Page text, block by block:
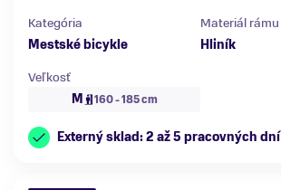
Kategória
Mestské bicykle
Materiál rámu
Hliník
Veľkosť
M
160 - 185 cm
Externý sklad: 2 až 5 pracovných dní